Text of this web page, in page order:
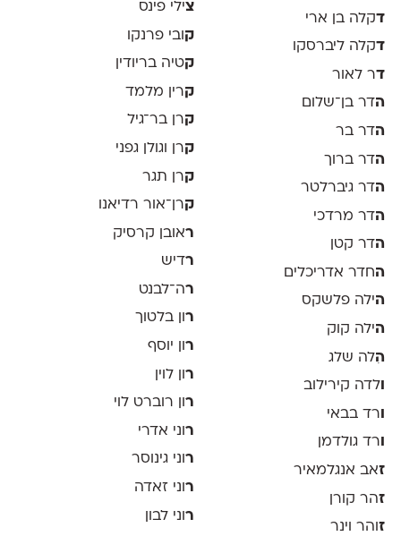
דקלה בן ארי
דקלה ליברסקו
דר לאור
הדר בן־שלום
הדר בר
הדר ברוך
הדר גיברלטר
הדר מרדכי
הדר קטן
החדר אדריכלים
הילה פלשקס
הילה קוק
הִלה שלג
ולדה קירילוב
רד בבאי
ורד גולדמן
זאב אנגלמאיר
זהר קורן
זוהר וינר
צילי פינס
קובי פרנקו
קטיה בריודין
קרין מלמד
קרן בר־גיל
קרן וגולן גפני
קרן תגר
קרן־אור רדיאנו
ראובן קרסיק
רדיש
רה־לבנט
רון בלטוך
ר ון יוסף
ר ון לוין
רון רוברט לוי
ר וני אדרי
רוני גינוסר
ר וני זאדה
ר וני לבון